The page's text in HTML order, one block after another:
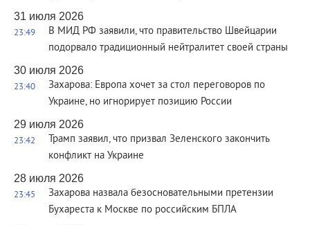
31 июля 2026
23:49
В МИД РФ заявили, что правительство Швейцарии
подорвало традиционный нейтралитет своей страны
30 июля 2026
23:40
Захарова: Европа хочет за стол переговоров по
Украине, но игнорирует позицию России
29 июля 2026
23:42
Трамп заявил, что призвал Зеленского закончить
конфликт на Украине
28 июля 2026
23:45
Захарова назвала безосновательными претензии
Бухареста к Москве по российским БПЛА